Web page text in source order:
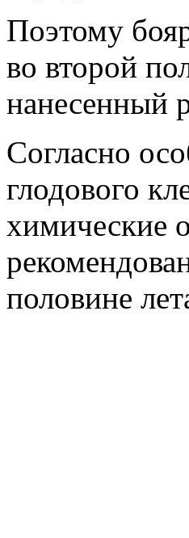
Поэтому
во второй
нанесенный
Согласно
глодового
химические
половине